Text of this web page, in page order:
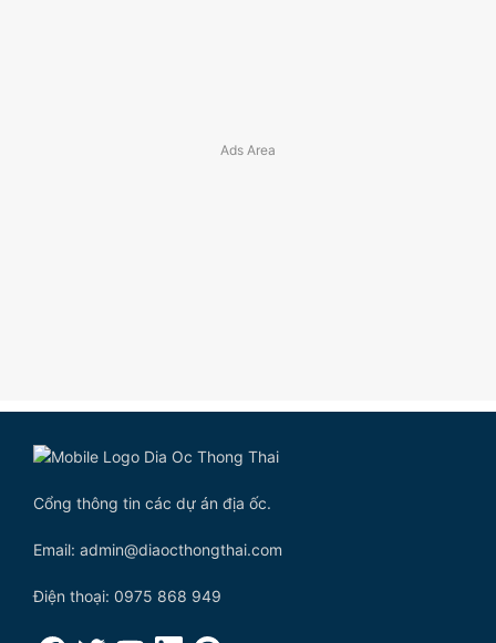
Cổng thông tin các dự án địa ốc.
Email: admin@diaocthongthai.com
Điện thoại: 0975 868 949